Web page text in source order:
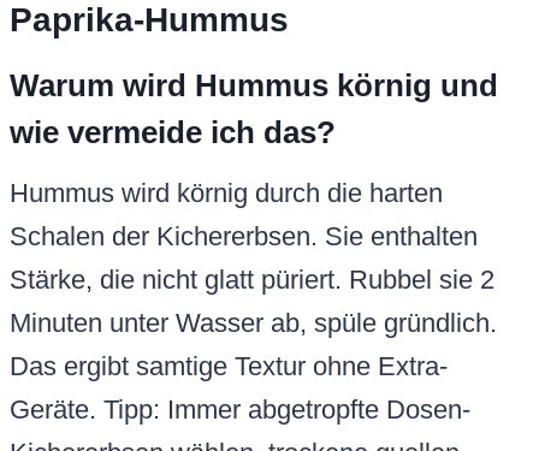
Paprika-Hummus
Warum wird Hummus körnig und
wie vermeide ich das?
Hummus wird körnig durch die harten
Schalen der Kichererbsen. Sie enthalten
Stärke, die nicht glatt püriert. Rubbel sie 2
Minuten unter Wasser ab, spüle gründlich.
Das ergibt samtige Textur ohne Extra-
Geräte. Tipp: Immer abgetropfte Dosen-